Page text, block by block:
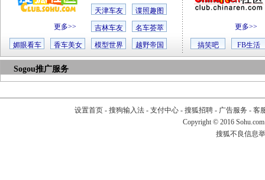
更多>>
天津车友 谍照趣图
吉林车友 名车荟萃
媚眼看车 香车美女 模型世界 越野帝国
更多>>
搞笑吧 FB生活
Sogou推广服务
设置首页- 搜狗输入法- 支付中心- 搜狐招聘- 广告服务 - 客
Copyright © 2016
搜狐不良信息